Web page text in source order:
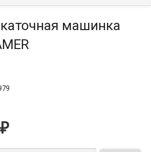
машинка
₽